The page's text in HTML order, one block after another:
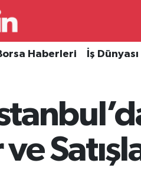
Haberleri İş Dünyası